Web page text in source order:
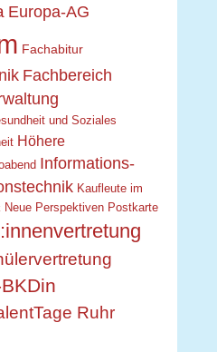
Europa-AG
Fachabitur
Fachbereich
und Soziales
Höhere
Informations-
Kaufleute im
Neue Perspektiven Postkarte
Ruhr